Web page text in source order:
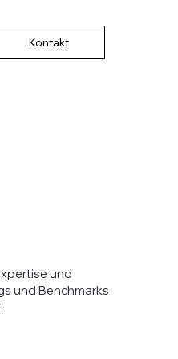
Kontakt
und
und Benchmarks